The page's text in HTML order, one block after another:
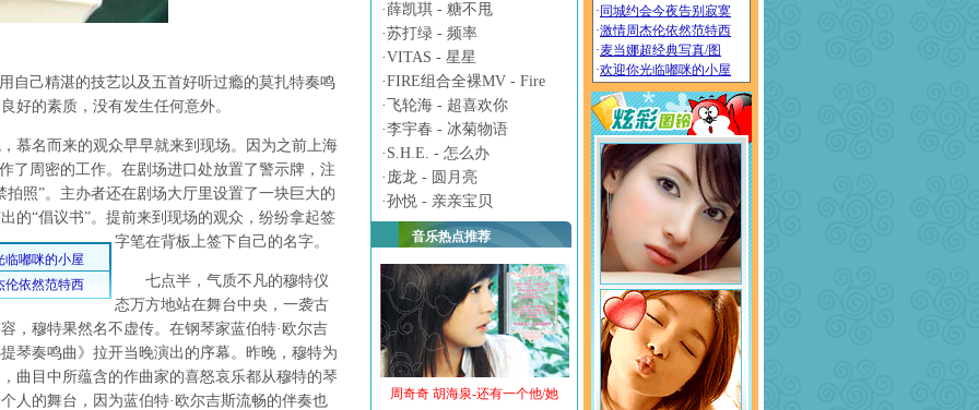
己精湛的技艺以及五首好听过瘾的莫扎特奏鸣
好的素质，没有发生任何意外。
名而来的观众早早就来到现场。因为之前上海
了周密的工作。在剧场进口处放置了警示牌，注
照”。主办者还在剧场大厅里设置了一块巨大的
的“倡议书”。 提前来到现场的观众，纷纷拿起签
字笔在背板上签下自己的名字。
七点半，气质不凡的穆特仪
态万方地站在舞台中央，一袭古
，穆特果然名不虚传。在钢琴家蓝伯特·欧尔吉
琴奏鸣曲》拉开当晚演出的序幕。昨晚，穆特为
曲目中所蕴含的作曲家的喜怒哀乐都从穆特的琴
人的舞台，因为蓝伯特·欧尔吉斯流畅的伴奏也
·薛凯琪 - 糖不甩
·苏打绿 - 频率
·VITAS - 星星
·FIRE组合全裸MV - Fire
· 飞轮海 - 超喜欢你
·李宇春 - 冰菊物语
· S.H.E. - 怎么办
· 庞龙 - 圆月亮
·孙悦 - 亲亲宝贝
音乐热点推荐
周奇奇 胡海泉-还有一个他/她